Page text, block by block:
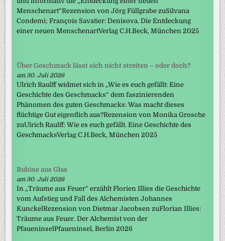
Menschenart“Rezension von Jörg Füllgrabe zuSilvana
Condemi; François Savatier: Denisova. Die Entdeckung
einer neuen MenschenartVerlag C.H.Beck, München 2025
Über Geschmack lässt sich nicht streiten – oder doch?
am 30. Juli 2026
Ulrich Raulff widmet sich in „Wie es euch gefällt: Eine
Geschichte des Geschmacks“ dem faszinierenden
Phänomen des guten Geschmacks: Was macht dieses
flüchtige Gut eigentlich aus?Rezension von Monika Grosche
zuUlrich Raulff: Wie es euch gefällt. Eine Geschichte des
GeschmacksVerlag C.H.Beck, München 2025
Rubine aus Glas
am 30. Juli 2026
In „Träume aus Feuer“ erzählt Florien Illies die Geschichte
vom Aufstieg und Fall des Alchemisten Johannes
KunckelRezension von Dietmar Jacobsen zuFlorian Illies:
Träume aus Feuer. Der Alchemist von der
PfaueninselPfaueninsel, Berlin 2026